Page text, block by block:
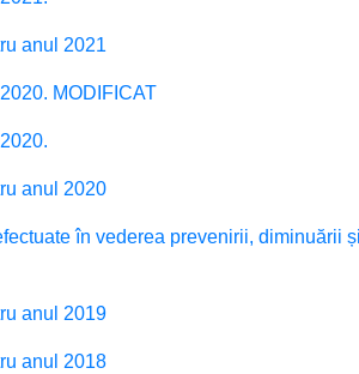
anul 2021
MODIFICAT
anul 2020
în vederea prevenirii, diminuării
anul 2019
anul 2018